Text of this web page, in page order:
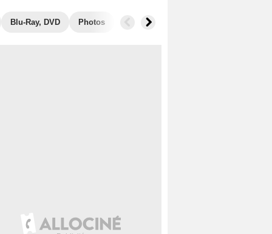
Blu-Ray, DVD Photos Secrets de tournage